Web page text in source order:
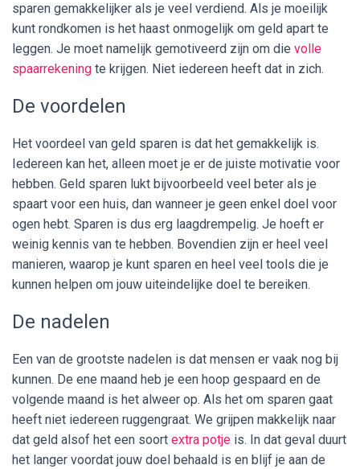
sparen gemakkelijker als je veel verdiend. Als je moeilijk
kunt rondkomen is het haast onmogelijk om geld apart te
leggen. Je moet namelijk gemotiveerd zijn om die volle
spaarrekening te krijgen. Niet iedereen heeft dat in zich.
De voordelen
Het voordeel van geld sparen is dat het gemakkelijk is.
Iedereen kan het, alleen moet je er de juiste motivatie voor
hebben. Geld sparen lukt bijvoorbeeld veel beter als je
spaart voor een huis, dan wanneer je geen enkel doel voor
ogen hebt. Sparen is dus erg laagdrempelig. Je hoeft er
weinig kennis van te hebben. Bovendien zijn er heel veel
manieren, waarop je kunt sparen en heel veel tools die je
kunnen helpen om jouw uiteindelijke doel te bereiken.
De nadelen
Een van de grootste nadelen is dat mensen er vaak nog bij
kunnen. De ene maand heb je een hoop gespaard en de
volgende maand is het alweer op. Als het om sparen gaat
heeft niet iedereen ruggengraat. We grijpen makkelijk naar
dat geld alsof het een soort extra potje is. In dat geval duurt
het langer voordat jouw doel behaald is en blijf je aan de